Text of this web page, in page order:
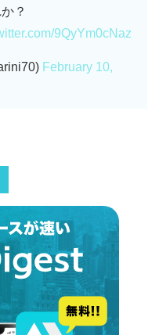
？
9QyYm0cNaz
February 10,